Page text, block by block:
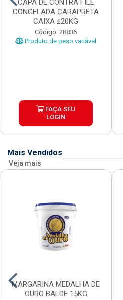
CAPA DE CONTRA FILE
CONGELADA CARAPRETA
CAIXA ±20KG
Código: 28836
Produto de peso variável
FAÇA SEU
LOGIN
Mais Vendidos
Veja mais
MARGARINA MEDALHA DE
OURO BALDE 15KG